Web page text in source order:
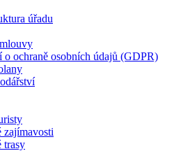
úřadu
o ochraně osobních údajů (GDPR)
zajímavosti
trasy